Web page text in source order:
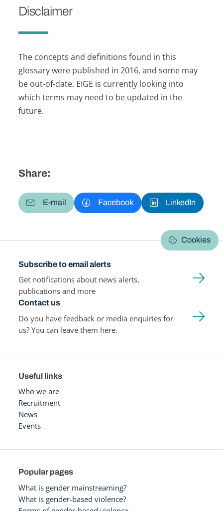
Disclaimer
The concepts and definitions found in this
glossary were published in 2016, and some may
be out-of-date. EIGE is currently looking into
which terms may need to be updated in the
future.
Share:
E-mail Facebook LinkedIn
Cookies
Subscribe to email alerts
Get notifications about news alerts,
publications and more
Contact us
Do you have feedback or media enquiries for
us? You can leave them here.
Useful links
Who we are
Recruitment
News
Events
Popular pages
What is gender mainstreaming?
What is gender-based violence?